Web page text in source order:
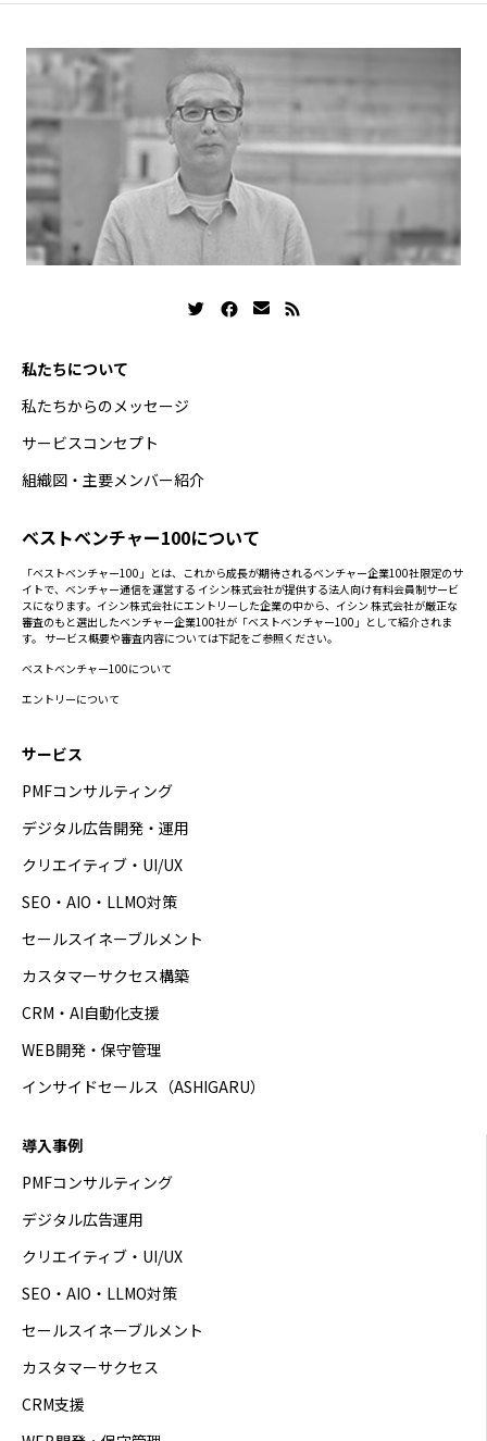
私たちについて
私たちからのメッセージ
サービスコンセプト
組織図・主要メンバー紹介
ベストベンチャー100について
「ベストベンチャー100」とは、これから成長が期待されるベンチャー企業100社限定のサ
イトで、ベンチャー通信を運営する イシン株式会社が提供する法人向け有料会員制サービ
スになります。イシン株式会社にエントリーした企業の中から、イシン 株式会社が厳正な
審査のもと選出したベンチャー企業100社が「ベストベンチャー100」として紹介されま
す。 サービス概要や審査内容については下記をご参照ください。
ベストベンチャー100について
エントリーについて
サービス
PMFコンサルティング
デジタル広告開発・運用
クリエイティブ・UI/UX
SEO・AIO・LLMO対策
セールスイネーブルメント
カスタマーサクセス構築
CRM・AI自動化支援
WEB開発・保守管理
インサイドセールス（ASHIGARU）
導入事例
PMFコンサルティング
デジタル広告運用
クリエイティブ・UI/UX
SEO・AIO・LLMO対策
セールスイネーブルメント
カスタマーサクセス
CRM支援